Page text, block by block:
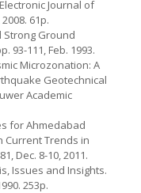
Journal of
61p.
Strong Ground
93-111, Feb. 1993.
Microzonation: A
Geotechnical
Academic
for Ahmedabad
Current Trends in
Dec. 8-10, 2011.
Issues and Insights.
253p.